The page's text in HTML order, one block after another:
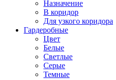
Назначение
В коридор
Для узкого коридора
Гардеробные
Цвет
Белые
Светлые
Серые
Темные